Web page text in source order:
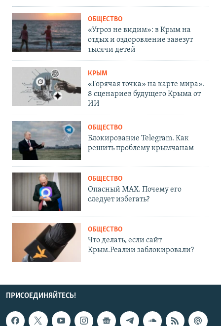
ОБЩЕСТВО
«Угроз не видим»: в Крым на
отдых и оздоровление завезут
тысячи детей
КРЫМ
«Горячая точка» на карте мира».
8 сценариев будущего Крыма от
ИИ
ОБЩЕСТВО
Блокирование Telegram. Как
решить проблему крымчанам
ОБЩЕСТВО
Опасный MAX. Почему его
следует избегать?
ОБЩЕСТВО
Что делать, если сайт
Крым.Реалии заблокировали?
ПРИСОЕДИНЯЙТЕСЬ!